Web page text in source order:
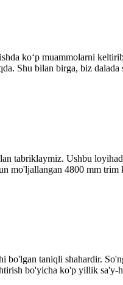
koʻp muammolarni
Shu bilan birga, biz
tabriklaymiz. Ushbu
mo'ljallangan 4800 mm
bo'lgan taniqli shahardir.
bo'yicha ko'p yillik sa'y-